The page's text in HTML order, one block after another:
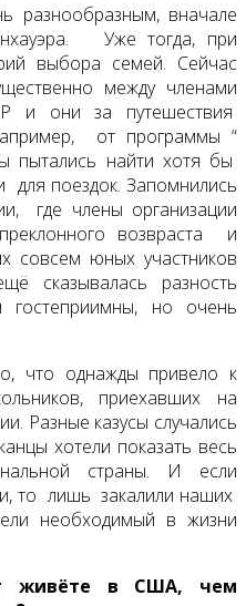
разнообразным, вначале
Уже тогда, при
выбора семей. Сейчас
между членами
и они за путешествия
от программы “
пытались найти хотя бы
для поездок. Запомнились
где члены организации
возвраста и
совсем юных участников
сказывалась разность
гостеприимны, но очень
что однажды привело к
приехавших на
Разные казусы случались
хотели показать весь
страны. И если
то лишь закалили наших
необходимый в жизни
живёте в США, чем